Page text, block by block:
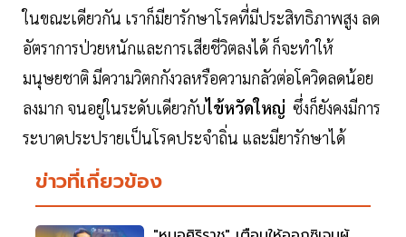
ในขณะเดียวกัน เราก็มียารักษาโรคที่มีประสิทธิภาพสูง ลด
อัตราการป่วยหนักและการเสียชีวิตลงได้ ก็จะทำให้
มนุษยชาติ มีความวิตกกังวลหรือความกลัวต่อโควิดลดน้อย
ลงมาก จนอยู่ในระดับเดียวกับไข้หวัดใหญ่ ซึ่งก็ยังคงมีการ
ระบาดประปรายเป็นโรคประจำถิ่น และมียารักษาได้
ข่าวที่เกี่ยวข้อง